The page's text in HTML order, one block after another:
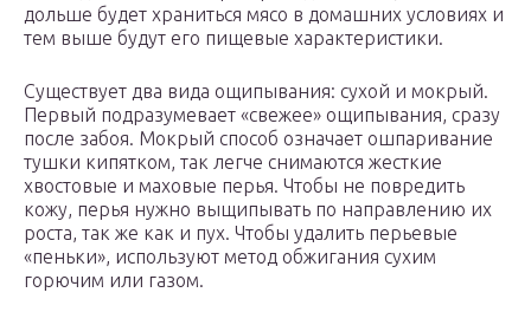
дольше будет храниться мясо в домашних условиях и
тем выше будут его пищевые характеристики.
Существует два вида ощипывания: сухой и мокрый.
Первый подразумевает «свежее» ощипывания, сразу
после забоя. Мокрый способ означает ошпаривание
тушки кипятком, так легче снимаются жесткие
хвостовые и маховые перья. Чтобы не повредить
кожу, перья нужно выщипывать по направлению их
роста, так же как и пух. Чтобы удалить перьевые
«пеньки», используют метод обжигания сухим
горючим или газом.